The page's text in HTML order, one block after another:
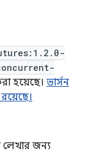
হয়েছে। ভার্সন
লেখার জন্য